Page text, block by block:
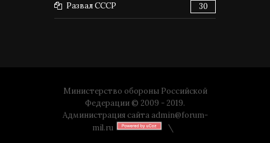
Развал СССР 30
Министерство обороны Российской
Федерации © 2009 - 2019.
Администрация сайта admin@forum-
mil.ru